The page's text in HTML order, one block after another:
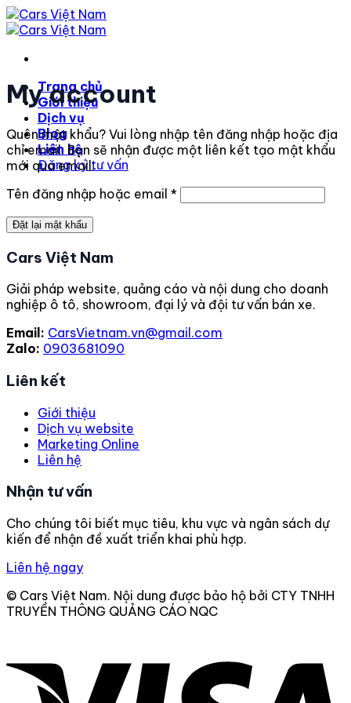
Bỏ
qua
dung
Trang chủ
Giới thiệu
Dịch vụ
Blog
Liên hệ
Đăng ký tư vấn
My account
Quên mật khẩu? Vui lòng nhập tên đăng nhập hoặc địa
chỉ email. Bạn sẽ nhận được một liên kết tạo mật khẩu
mới qua email.
Tên đăng nhập hoặc email *Bắt
buộc
Đặt lại mật khẩu
Cars Việt Nam
Giải pháp website, quảng cáo và nội dung cho doanh
nghiệp ô tô, showroom, đại lý và đội tư vấn bán xe.
Email: CarsVietnam.vn@gmail.com
Zalo: 0903681090
Liên kết
Giới thiệu
Dịch vụ website
Marketing Online
Liên hệ
Nhận tư vấn
Cho chúng tôi biết mục tiêu, khu vực và ngân sách dự
kiến để nhận đề xuất triển khai phù hợp.
Liên hệ ngay
© Cars Việt Nam. Nội dung được bảo hộ bởi CTY TNHH
TRUYỀN THÔNG QUẢNG CÁO NQC